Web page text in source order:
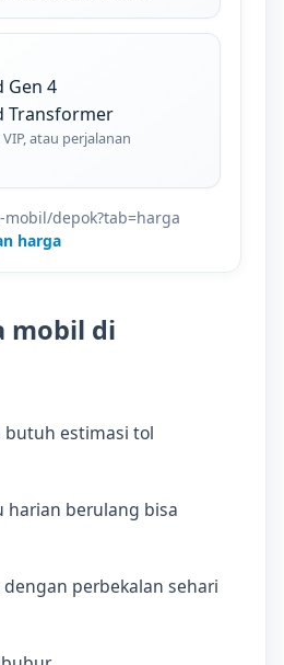
Gen 4
Transformer
atau perjalanan
depok?tab=harga
harga
mobil di
butuh estimasi tol
harian berulang bisa
perbekalan sehari